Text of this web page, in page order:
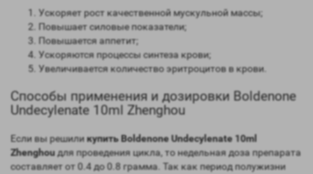
Ускоряет рост качественной мускульной массы;
Повышает силовые показатели;
Повышается аппетит;
Ускоряются процессы синтеза крови;
Увеличивается количество эритроцитов в крови.
Способы применения и дозировки Boldenone
Undecylenate 10ml Zhenghou
Если вы решиликупить Boldenone Undecylenate 10ml
Zhenghouдля проведения цикла, то недельная доза препарата
составляет от 0.4 до 0.8 грамма. Так как период полужизни